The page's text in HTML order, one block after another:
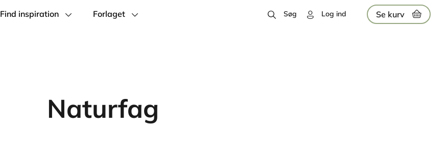
Find inspiration Forlaget Søg Log ind Se kurv
Naturfag